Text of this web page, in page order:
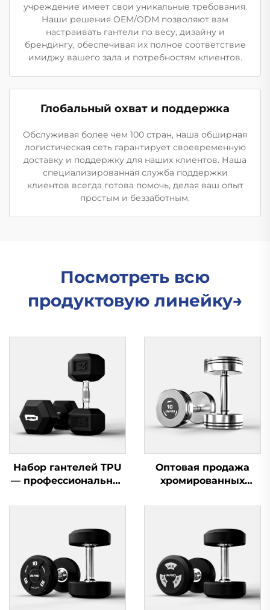
учреждение имеет свои уникальные требования.
Наши решения OEM/ODM позволяют вам
настраивать гантели по весу, дизайну и
брендингу, обеспечивая их полное соответствие
имиджу вашего зала и потребностям клиентов.
Глобальный охват и поддержка
Обслуживая более чем 100 стран, наша обширная
логистическая сеть гарантирует своевременную
доставку и поддержку для наших клиентов. Наша
специализированная служба поддержки
клиентов всегда готова помочь, делая ваш опыт
простым и беззаботным.
Посмотреть всю
продуктовую линейку→
Набор гантелей TPU
— профессиональное
силовых тренировок
Оптовая продажа
хромированных
профессиональные
коммерческих
тренажерных залов